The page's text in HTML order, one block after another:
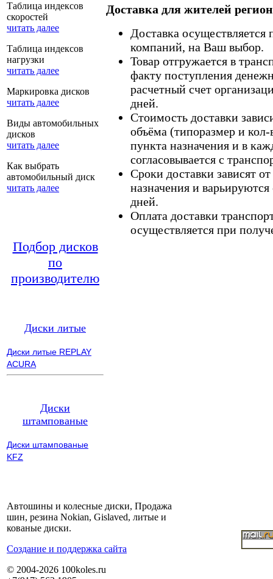
Таблица индексов
скоростей
читать далее
Таблица индексов
нагрузки
читать далее
Маркировка дисков
читать далее
Виды автомобильных
дисков
читать далее
Как выбрать
автомобильный диск
читать далее
Подбор дисков
по
производителю
Диски литые
Диски литые REPLAY
ACURA
Диски
штампованые
Диски штампованые
KFZ
Доставка для жителей
Доставка
компаний, на Ваш выбор.
Товар отгружается в
факту поступления
расчетный счет
дней.
Стоимость доставки
объёма (типоразмер и кол-
пункта назначения и в
согласовывается с
Сроки доставки зависят
назначения и
дней.
Оплата доставки
осуществляется при
Автошины и колесные диски, Продажа
шин, резина Nokian, Gislaved, литые и
кованые диски.
Cоздание и поддержка сайта
© 2004-2026 100koles.ru